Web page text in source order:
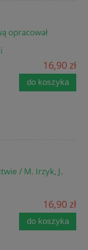
opracował
16,90 zł
do koszyka
/ M. Irzyk, J.
16,90 zł
do koszyka